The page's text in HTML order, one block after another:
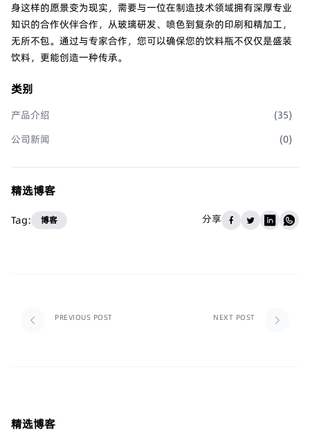
身这样的愿景变为现实，需要与一位在制造技术领域拥有深厚专业
知识的合作伙伴合作，从玻璃研发、喷色到复杂的印刷和精加工，
无所不包。通过与专家合作，您可以确保您的饮料瓶不仅仅是盛装
饮料，更能创造一种传承。
类别
产品介绍 (35)
公司新闻
(0)
精选博客
Tag: 博客 分享
PREVIOUS POST NEXT POST
精选博客